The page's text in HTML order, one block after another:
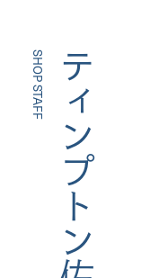
ティンプトン佐藤
SHOP STAFF